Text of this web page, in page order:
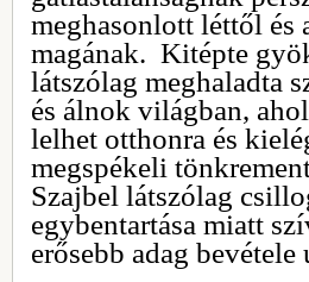
meghasonlott léttől és
magának. Kitépte
látszólag meghaladta
és álnok világban,
lelhet otthonra és
megspékeli
Szajbel látszólag
egybentartása miatt
erősebb adag